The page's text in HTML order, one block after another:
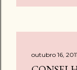
outubro 16, 2011